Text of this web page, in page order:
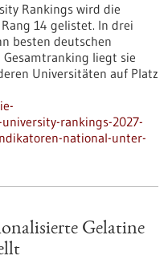
Rankings wird die
14 gelistet. In drei
besten deutschen
liegt sie
Universitäten auf Platz
rankings-2027-
national-unter-
Gelatine